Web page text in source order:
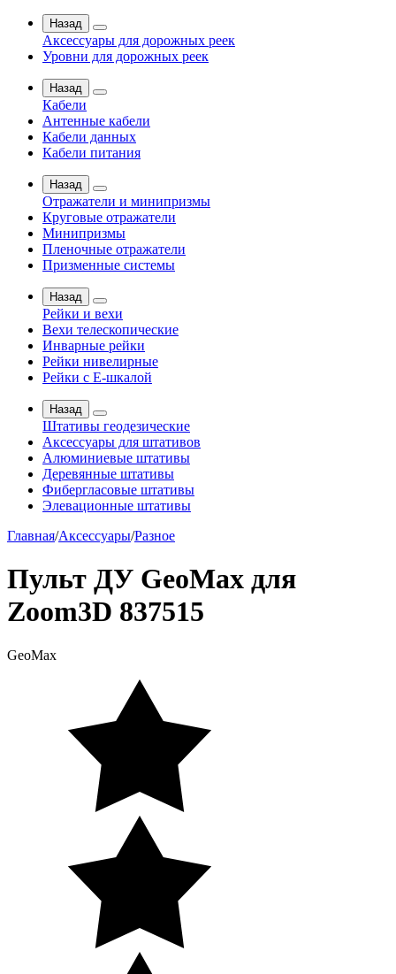
Назад
Аксессуары для дорожных реек
Уровни для дорожных реек
Назад
Кабели
Антенные кабели
Кабели данных
Кабели питания
Назад
Отражатели и минипризмы
Круговые отражатели
Минипризмы
Пленочные отражатели
Призменные системы
Назад
Рейки и вехи
Вехи телескопические
Инварные рейки
Рейки нивелирные
Рейки с Е-шкалой
Назад
Штативы геодезические
Аксессуары для штативов
Алюминиевые штативы
Деревянные штативы
Фибергласовые штативы
Элевационные штативы
Главная/Аксессуары/Разное
Пульт ДУ GeoMax для
Zoom3D 837515
GeoMax